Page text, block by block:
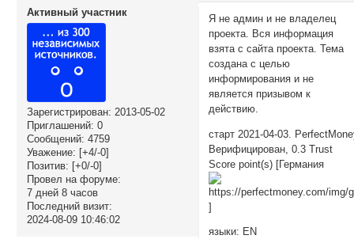
Активный участник
Зарегистрирован: 2013-05-02
Приглашений: 0
Сообщений: 4759
Уважение: [+4/-0]
Позитив: [+0/-0]
Провел на форуме:
7 дней 8 часов
Последний визит:
2024-08-09 10:46:02
Я не админ и не владелец
проекта. Вся информация
взята с сайта проекта. Тема
создана с целью
информирования и не
является призывом к
действию.
старт 2021-04-03.
Верифицирован, 0.3 Trust
Score point(s) [Германия
]
языки: EN